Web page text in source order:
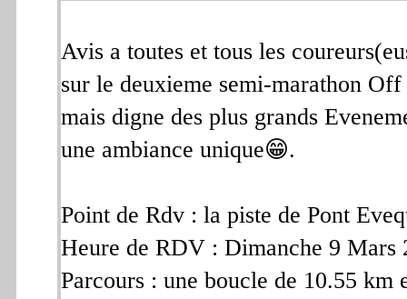
Avis a toutes et tous les
sur le deuxieme semi-marathon
mais digne des plus grands
une ambiance unique😁.
Point de Rdv : la piste de Pont
Heure de RDV : Dimanche 9 Mars
Parcours : une boucle de 10.55